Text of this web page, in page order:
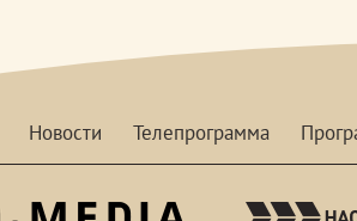
Новости Телепрограмма